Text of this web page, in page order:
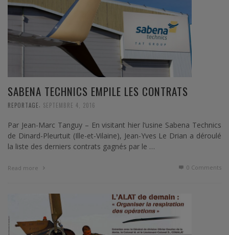
SABENA TECHNICS EMPILE LES CONTRATS
REPORTAGE SEPTEMBRE 4, 2016
Par Jean-Marc Tanguy – En visitant hier l’usine Sabena Technics
de Dinard-Pleurtuit (Ille-et-Vilaine), Jean-Yves Le Drian a déroulé
la liste des derniers contrats gagnés par le …
Read more 0 Comments